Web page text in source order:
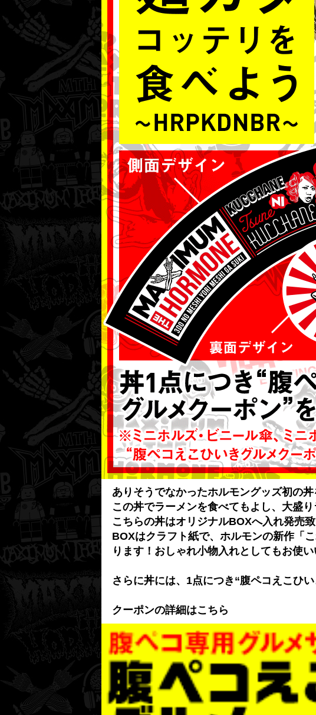
ありそうでなかったホルモングッズ初の丼
この丼でラーメンを食べてもよし、大盛
こちらの丼はオリジナルBOXへ入れ発売致
BOXはクラフト紙で、ホルモンの新作「
ります！おしゃれ小物入れとしてもお使
さらに丼には、1点につき“腹ペコえこひ
クーポンの詳細はこちら